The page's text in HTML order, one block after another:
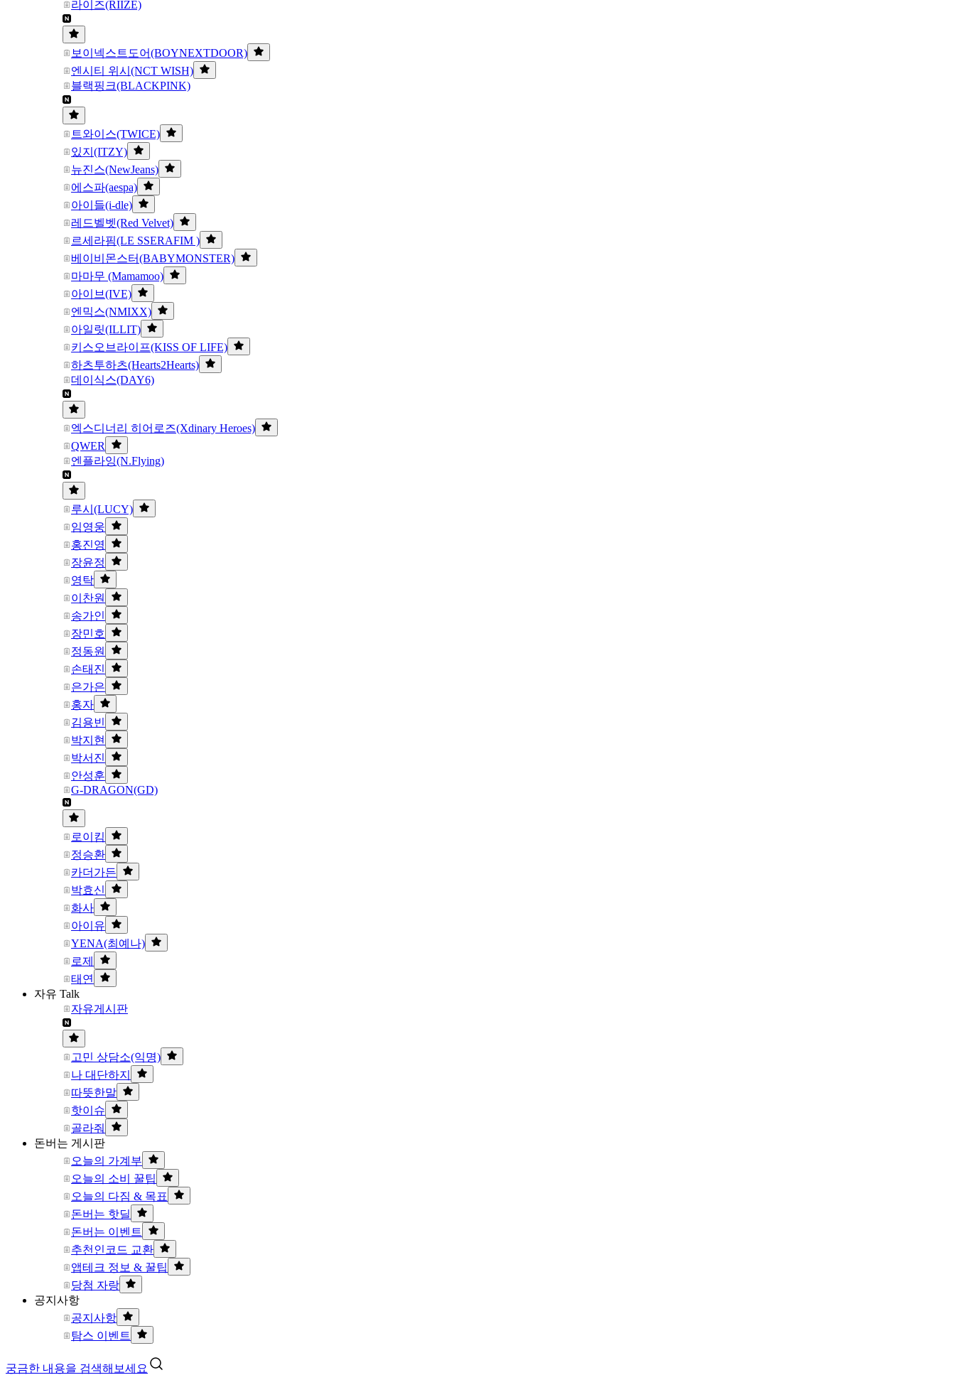
라이즈(RIIZE)
보이넥스트도어(BOYNEXTDOOR)
엔시티 위시(NCT WISH)
블랙핑크(BLACKPINK)
트와이스(TWICE)
있지(ITZY)
뉴진스(NewJeans)
에스파(aespa)
아이들(i-dle)
레드벨벳(Red Velvet)
르세라핌(LE SSERAFIM )
베이비몬스터(BABYMONSTER)
마마무 (Mamamoo)
아이브(IVE)
엔믹스(NMIXX)
아일릿(ILLIT)
키스오브라이프(KISS OF LIFE)
하츠투하츠(Hearts2Hearts)
데이식스(DAY6)
엑스디너리 히어로즈(Xdinary Heroes)
QWER
엔플라잉(N.Flying)
루시(LUCY)
임영웅
홍진영
장윤정
영탁
이찬원
송가인
장민호
정동원
손태진
은가은
홍자
김용빈
박지현
박서진
안성훈
G-DRAGON(GD)
로이킴
정승환
카더가든
박효신
화사
아이유
YENA(최예나)
로제
태연
자유 Talk
자유게시판
고민 상담소(익명)
나 대단하지
따뜻한말
핫이슈
골라줘
돈버는 게시판
오늘의 가계부
오늘의 소비 꿀팁
오늘의 다짐 & 목표
돈버는 핫딜
돈버는 이벤트
추천인코드 교환
앱테크 정보 & 꿀팁
당첨 자랑
공지사항
공지사항
탐스 이벤트
궁금한 내용을 검색해보세요